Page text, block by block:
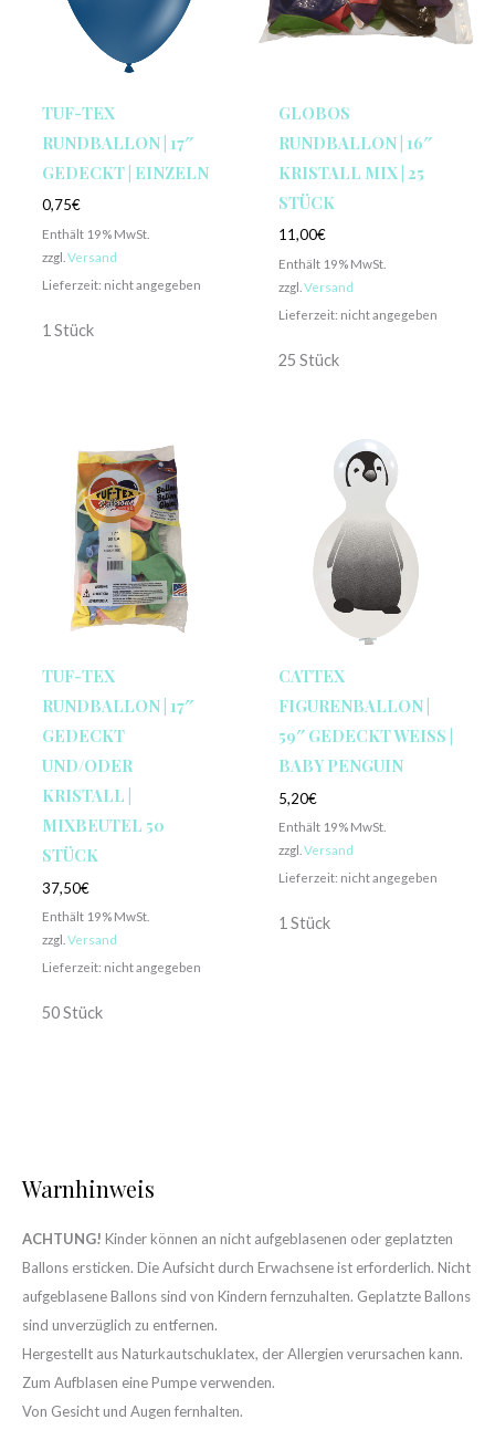
TUF-TEX
RUNDBALLON | 17″
GEDECKT | EINZELN
0,75€
Enthält 19% MwSt.
zzgl. Versand
Lieferzeit: nicht angegeben
1 Stück
GLOBOS
RUNDBALLON | 16″
KRISTALL MIX | 25
STÜCK
11,00€
Enthält 19% MwSt.
zzgl. Versand
Lieferzeit: nicht angegeben
25 Stück
TUF-TEX
RUNDBALLON | 17″
GEDECKT
UND/ODER
KRISTALL |
MIXBEUTEL 50
STÜCK
37,50€
Enthält 19% MwSt.
zzgl. Versand
Lieferzeit: nicht angegeben
50 Stück
CATTEX
FIGURENBALLON |
59″ GEDECKT WEISS | B
ABY PENGUIN
5,20€
Enthält 19% MwSt.
zzgl. Versand
Lieferzeit: nicht angegeben
1 Stück
Warnhinweis
ACHTUNG! Kinder können an nicht aufgeblasenen oder geplatzten
Ballons ersticken. Die Aufsicht durch Erwachsene ist erforderlich. Nicht
aufgeblasene Ballons sind von Kindern fernzuhalten. Geplatzte Ballons
sind unverzüglich zu entfernen.
Hergestellt aus Naturkautschuklatex, der Allergien verursachen kann.
Zum Aufblasen eine Pumpe verwenden.
Von Gesicht und Augen fernhalten.